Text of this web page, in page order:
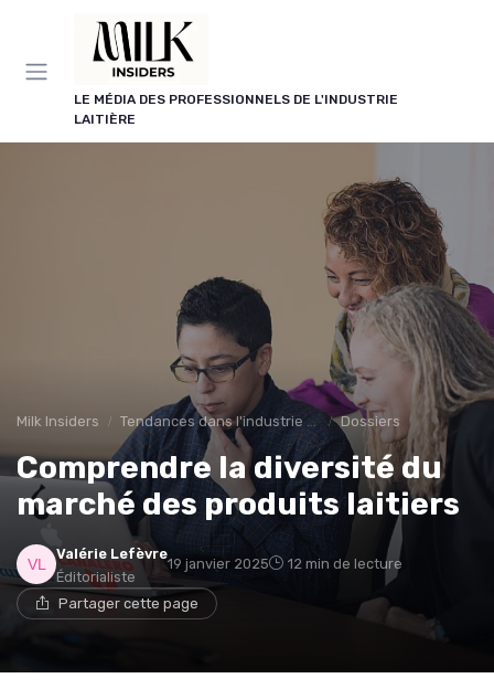
LE MÉDIA DES PROFESSIONNELS DE L'INDUSTRIE
LAITIÈRE
Milk Insiders Tendances dans l'industrie des produits laitiers Dossiers
Comprendre la diversité du
marché des produits laitiers
Valérie Lefèvre
Éditorialiste
19 janvier 2025 12 min de lecture
Partager cette page